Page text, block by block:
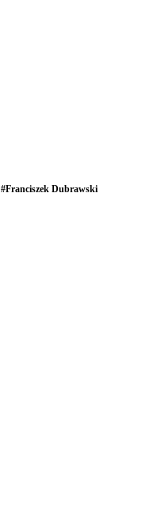
#Franciszek Dubrawski